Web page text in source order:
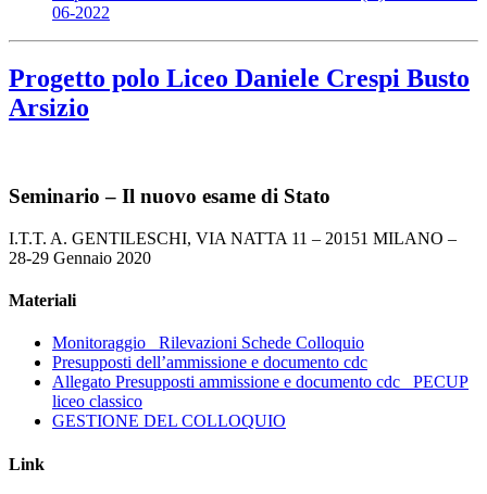
06-2022
Progetto polo Liceo Daniele Crespi Busto
Arsizio
Seminario – Il nuovo esame di Stato
I.T.T. A. GENTILESCHI, VIA NATTA 11 – 20151 MILANO –
28-29 Gennaio 2020
Materiali
Monitoraggio_ Rilevazioni Schede Colloquio
Presupposti dell’ammissione e documento cdc
Allegato Presupposti ammissione e documento cdc_ PECUP
liceo classico
GESTIONE DEL COLLOQUIO
Link